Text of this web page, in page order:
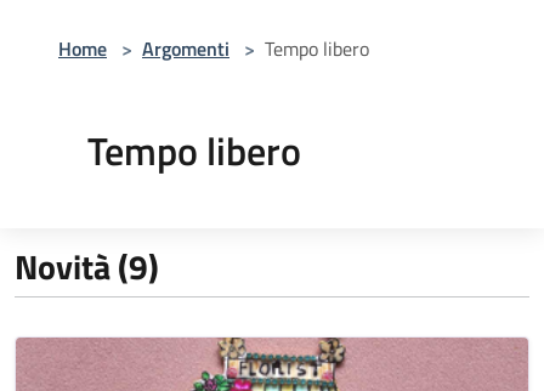
Home > Argomenti > Tempo libero
Tempo libero
Novità (9)